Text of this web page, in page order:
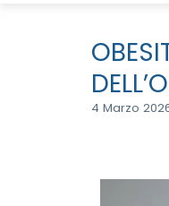
4 Marzo